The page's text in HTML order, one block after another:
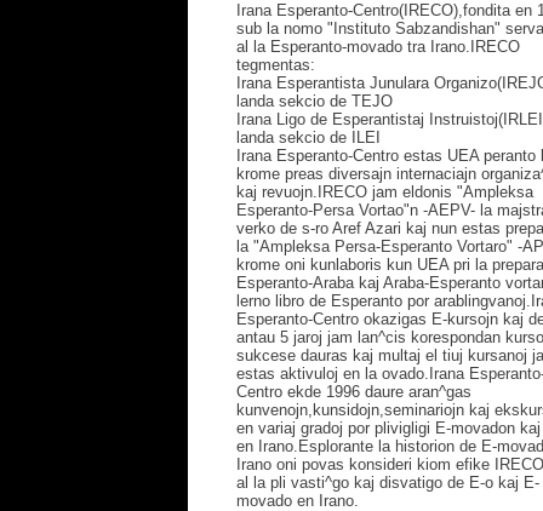
Irana Esperanto-Centro(IRECO),fondita en
sub la nomo "Instituto Sabzandishan"
al la Esperanto-movado tra Irano.IRECO
tegmentas:
Irana Esperantista Junulara
landa sekcio de TEJO
Irana Ligo de Esperantistaj
landa sekcio de ILEI
Irana Esperanto-Centro estas UEA peranto
krome preas diversajn internaciajn
kaj revuojn.IRECO jam eldonis "Ampleksa
Esperanto-Persa Vortao"n -AEPV- la
verko de s-ro Aref Azari kaj nun estas
la "Ampleksa Persa-Esperanto Vortaro" -
krome oni kunlaboris kun UEA pri la
Esperanto-Araba kaj Araba-Esperanto
lerno libro de Esperanto por
Esperanto-Centro okazigas E-kursojn kaj
antau 5 jaroj jam lan^cis korespondan
sukcese dauras kaj multaj el tiuj kursanoj
estas aktivuloj en la ovado.Irana
Centro ekde 1996 daure aran^gas
kunvenojn,kunsidojn,seminariojn kaj
en variaj gradoj por plivigligi E-movadon
en Irano.Esplorante la historion de E-
Irano oni povas konsideri kiom efike
al la pli vasti^go kaj disvatigo de E-o kaj E-
movado en Irano.